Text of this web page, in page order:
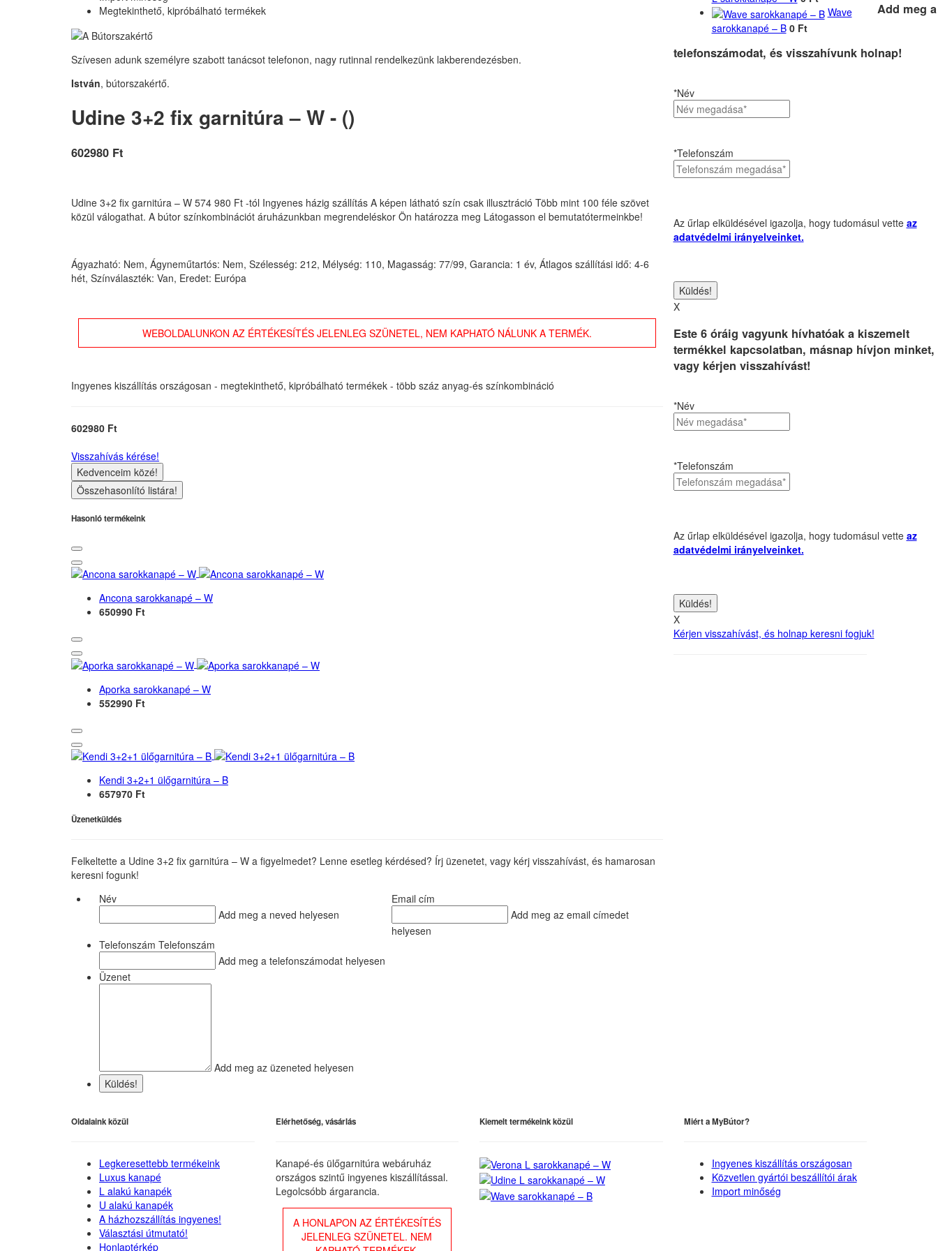
Megtekinthető, kipróbálható termékek
Szívesen adunk személyre szabott tanácsot telefonon, nagy rutinnal rendelkezünk lakberendezésben.
István, bútorszakértő.
Udine 3+2 fix garnitúra – W - ()
602980 Ft
Udine 3+2 fix garnitúra – W 574 980 Ft -tól Ingyenes házig szállítás A képen látható szín csak illusztráció Több mint 100 féle szövet
közül válogathat. A bútor színkombinációt áruházunkban megrendeléskor Ön határozza meg Látogasson el bemutatótermeinkbe!
Ágyazható: Nem, Ágyneműtartós: Nem, Szélesség: 212, Mélység: 110, Magasság: 77/99, Garancia: 1 év, Átlagos szállítási idő: 4-6
hét, Színválaszték: Van, Eredet: Európa
WEBOLDALUNKON AZ ÉRTÉKESÍTÉS JELENLEG SZÜNETEL, NEM KAPHATÓ NÁLUNK A TERMÉK.
Ingyenes kiszállítás országosan - megtekinthető, kipróbálható termékek - több száz anyag-és színkombináció
602980 Ft
Visszahívás kérése!
Kedvenceim közé!
Összehasonlító listára!
Hasonló termékeink
Ancona sarokkanapé – W
650990 Ft
Aporka sarokkanapé – W
552990 Ft
Kendi 3+2+1 ülőgarnitúra – B
657970 Ft
Üzenetküldés
Felkeltette a Udine 3+2 fix garnitúra – W a figyelmedet? Lenne esetleg kérdésed? Írj üzenetet, vagy kérj visszahívást, és hamarosan
keresni fogunk!
Név
Add meg a neved helyesen
Email cím
Add meg az email címedet
helyesen
Telefonszám Telefonszám
Add meg a telefonszámodat helyesen
Üzenet
Add meg az üzeneted helyesen
Küldés!
Wave
sarokkanapé – B 0 Ft
Add meg a
telefonszámodat, és visszahívunk holnap!
*Név
*Telefonszám
Az űrlap elküldésével igazolja, hogy tudomásul vette az
adatvédelmi irányelveinket.
X
Este 6 óráig vagyunk hívhatóak a kiszemelt
termékkel kapcsolatban, másnap hívjon minket,
vagy kérjen visszahívást!
*Név
*Telefonszám
Az űrlap elküldésével igazolja, hogy tudomásul vette az
adatvédelmi irányelveinket.
X
Kérjen visszahívást, és holnap keresni fogjuk!
Oldalaink közül
Legkeresettebb termékeink
Luxus kanapé
L alakú kanapék
U alakú kanapék
A házhozszállítás ingyenes!
Választási útmutató!
Honlaptérkép
Elérhetőség, vásárlás
Kanapé-és ülőgarnitúra webáruház
országos szintű ingyenes kiszállítással.
Legolcsóbb árgarancia.
A HONLAPON AZ ÉRTÉKESÍTÉS
JELENLEG SZÜNETEL. NEM
Kiemelt termékeink közül Miért a MyBútor?
Ingyenes kiszállítás országosan
Közvetlen gyártói beszállítói árak
Import minőség